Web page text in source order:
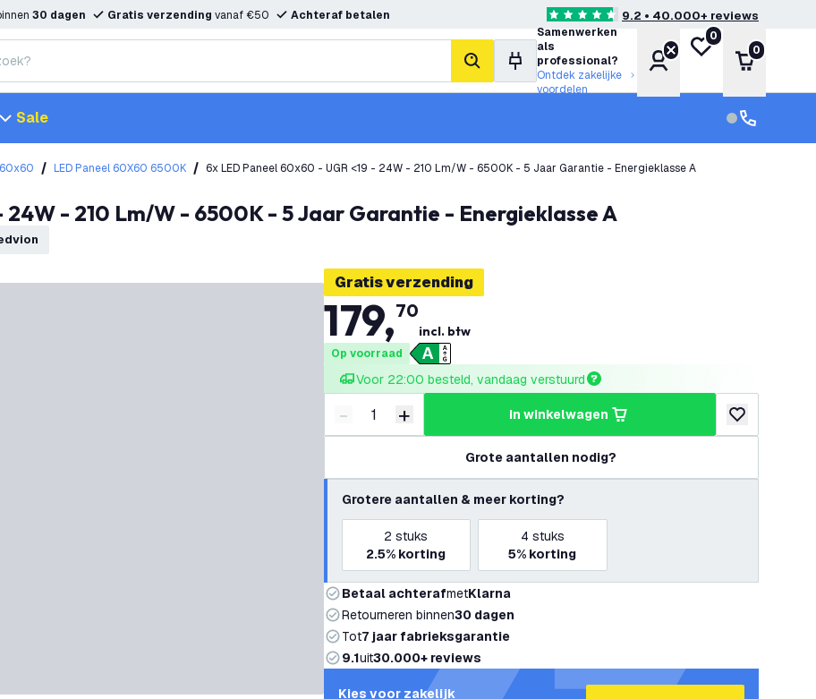
30 dagen Gratis verzending vanaf €50 Achteraf betalen 4.6 score sterren9.2 • 40.000+ reviews
zoeken
Samenwerken
als
professional?
Ontdek zakelijke
voordelen
Account
Mijn verlanglijst
0
0
Sale
LED Paneel 60X60 6500K 6x LED Paneel 60x60 - UGR <19 - 24W - 210 Lm/W - 6500K - 5 Jaar Garantie - Energieklasse A
24W - 210 Lm/W - 6500K - 5 Jaar Garantie - Energieklasse A
Gratis verzending
179,70
incl. btw
Op voorraad
Voor 22:00 besteld, vandaag verstuurd
Verminder hoeveelheid
- Verhoog hoeveelheid
+ in winkelwagen
toevoegen
Grote aantallen nodig?
Grotere aantallen & meer korting?
2 stuks
2.5% korting
4 stuks
5% korting
Betaal achterafmetKlarna
Retourneren binnen30 dagen
Tot7 jaar fabrieksgarantie
9.1uit30.000+ reviews
Kies voor zakelijk